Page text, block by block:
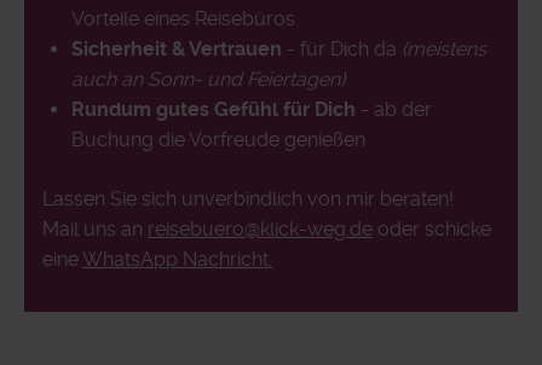
Vorteile eines Reisebüros
Sicherheit & Vertrauen - für Dich da (meistens
auch an Sonn- und Feiertagen)
Rundum gutes Gefühl für Dich - ab der
Buchung die Vorfreude genießen
Lassen Sie sich unverbindlich von mir beraten!
Mail uns an reisebuero@klick-weg.de oder schicke
eineWhatsApp Nachricht.